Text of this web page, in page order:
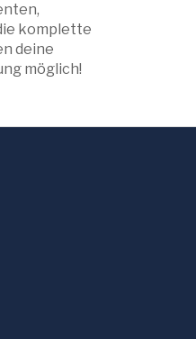
komplette
deine
möglich!